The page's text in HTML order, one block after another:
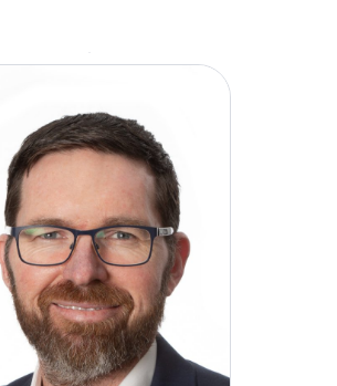
wszystkich aspektów funkcji
Będzie wdrażał kompleksowe
życia projektu i skupiał się na
kultury zdrowia i dobrego
w H&MV. Do jego kluczowych
należeć będzie kierowanie
firmy w osiąganie doskonałości
bezpieczeństwa i standardów
w ramach naszej nadrzędnej
strategii rozwoju.